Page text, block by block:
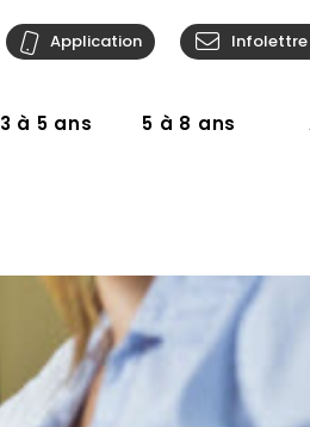
3 à 5 ans 5 à 8 ans
Application Infolettre